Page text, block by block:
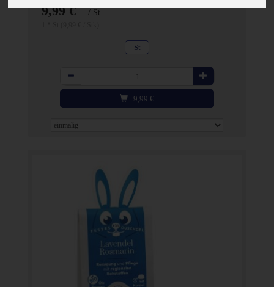
9,99 €* / St
St
Anzahl
9,99 €